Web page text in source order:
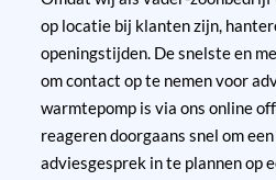
op locatie bij klanten zijn,
openingstijden. De snelste en
om contact op te nemen voor
warmtepomp is via ons online
reageren doorgaans snel om
adviesgesprek in te plannen op